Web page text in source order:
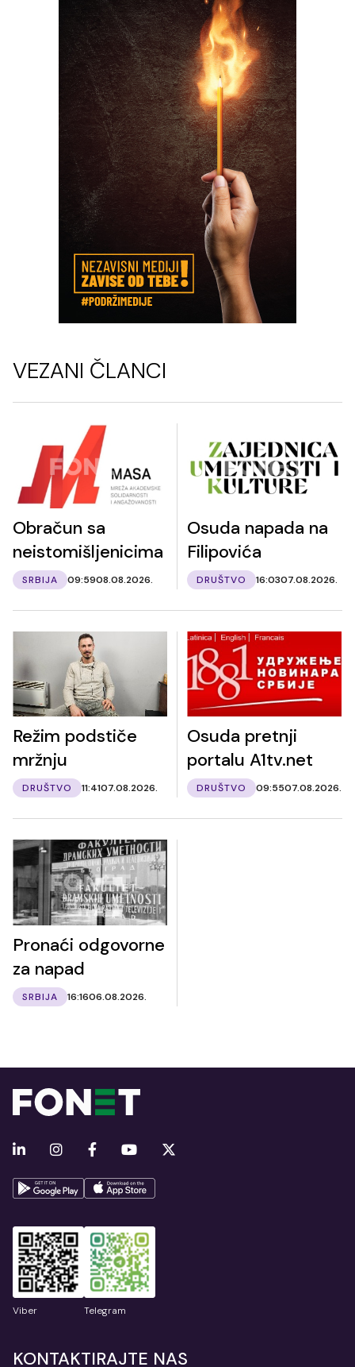
VEZANI ČLANCI
Obračun sa
neistomišljenicima
SRBIJA 09:5908.08.2026.
Osuda napada na
Filipovića
DRUŠTVO 16:0307.08.2026.
Režim podstiče
mržnju
DRUŠTVO 11:4107.08.2026.
Osuda pretnji
portalu A1tv.net
DRUŠTVO 09:5507.08.2026.
Pronaći odgovorne
za napad
SRBIJA 16:1606.08.2026.
Viber Telegram
KONTAKTIRAJTE NAS